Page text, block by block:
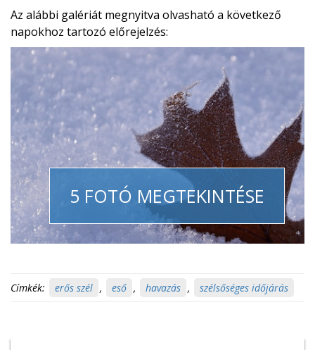
Az alábbi galériát megnyitva olvasható a következő
napokhoz tartozó előrejelzés:
5 FOTÓ MEGTEKINTÉSE
Címkék: erős szél , eső , havazás , szélsőséges időjárás